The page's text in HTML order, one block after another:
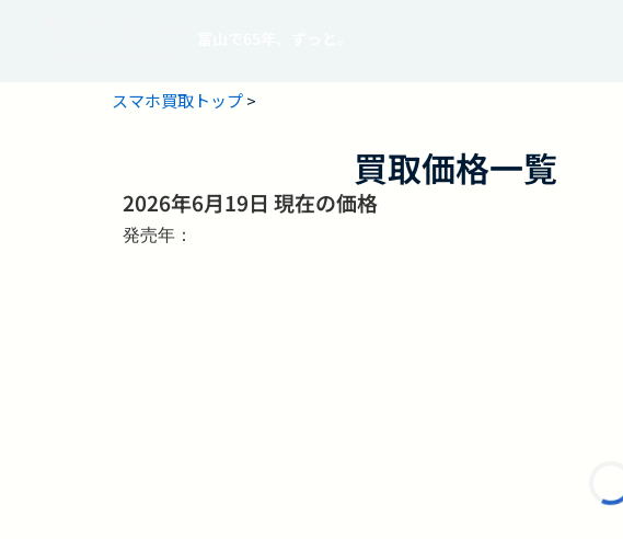
スマホ買取トップ>
買取価格一覧
2026年6月19日 現在の価格
発売年：